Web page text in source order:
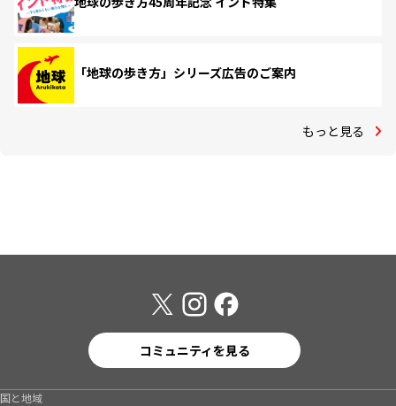
「地球の歩き方」シリーズ広告のご案内
もっと見る
コミュニティを見る
国と地域